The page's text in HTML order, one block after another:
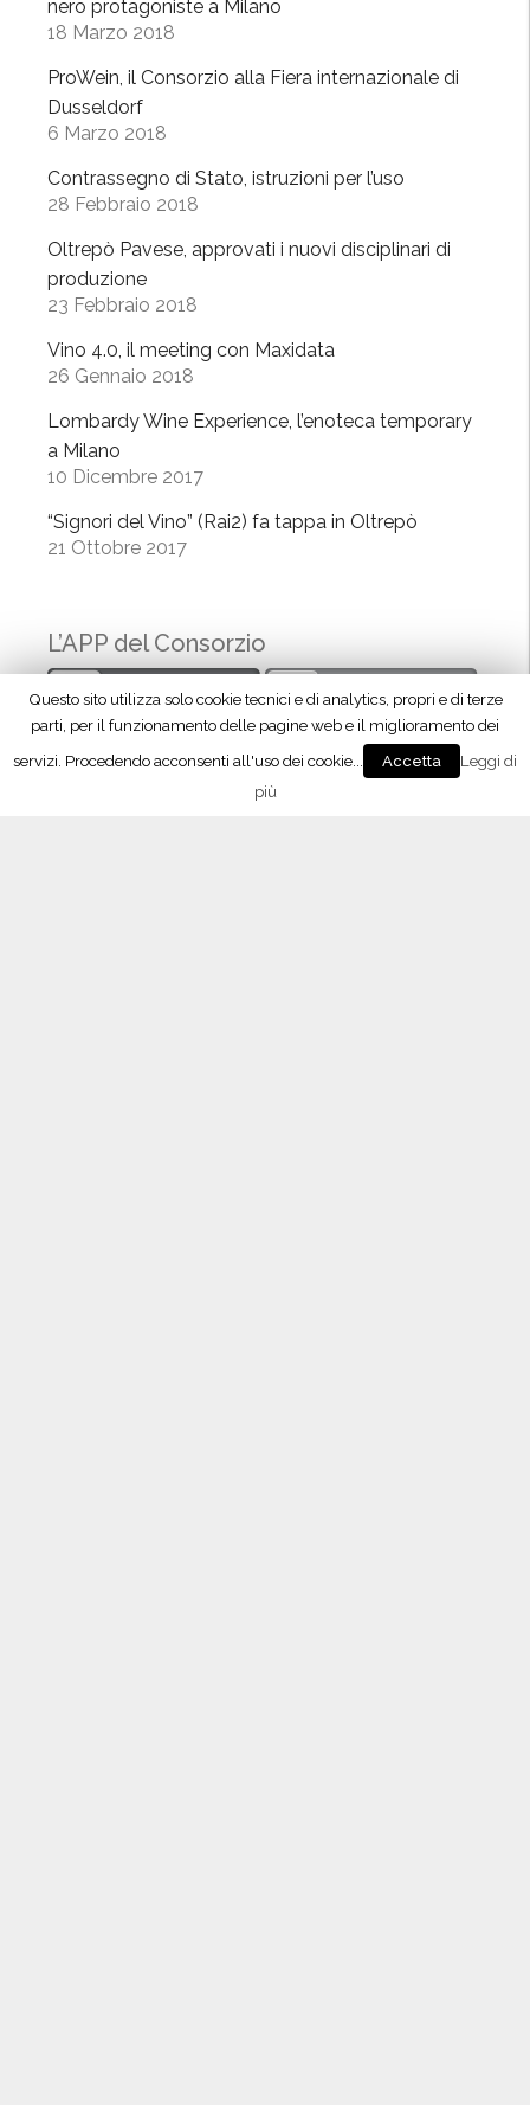
s
nero protagoniste a Milano
18 Marzo 2018
ProWein, il Consorzio alla Fiera internazionale di
Dusseldorf
6 Marzo 2018
Contrassegno di Stato, istruzioni per l’uso
28 Febbraio 2018
Oltrepò Pavese, approvati i nuovi disciplinari di
produzione
23 Febbraio 2018
Vino 4.0, il meeting con Maxidata
26 Gennaio 2018
Lombardy Wine Experience, l’enoteca temporary
a Milano
10 Dicembre 2017
“Signori del Vino” (Rai2) fa tappa in Oltrepò
21 Ottobre 2017
L’APP del Consorzio
Questo sito utilizza solo cookie tecnici e di analytics, propri e di terze
parti, per il funzionamento delle pagine web e il miglioramento dei
servizi. Procedendo acconsenti all'uso dei cookie...
Accetta
Leggi di
più